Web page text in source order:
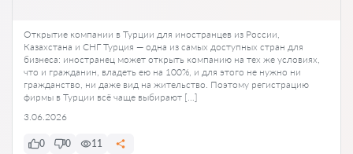
Открытие компании в Турции для иностранцев из России,
Казахстана и СНГ Турция — одна из самых доступных стран для
бизнеса: иностранец может открыть компанию на тех же условиях,
что и гражданин, владеть ею на 100%, и для этого не нужно ни
гражданство, ни даже вид на жительство. Поэтому регистрацию
фирмы в Турции всё чаще выбирают […]
3.06.2026
0 0 11